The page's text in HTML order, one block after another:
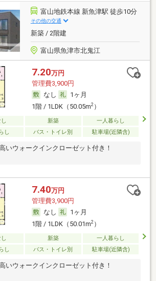
富山地鉄本線 新魚津駅 徒歩10分
その他の交通
新築 / 2階建
富山県魚津市北鬼江
7.20万円
管理費3,900円
なし
1ヶ月
1階 / 1LDK（50.05m2）
新築
一人暮らし
し
バス・トイレ別 駐車場(近隣含)
いウォークインクローゼット付き！
7.40万円
管理費3,900円
なし
1ヶ月
1階 / 1LDK（50.01m2）
新築
一人暮らし
し
バス・トイレ別 駐車場(近隣含)
いウォークインクローゼット付き！